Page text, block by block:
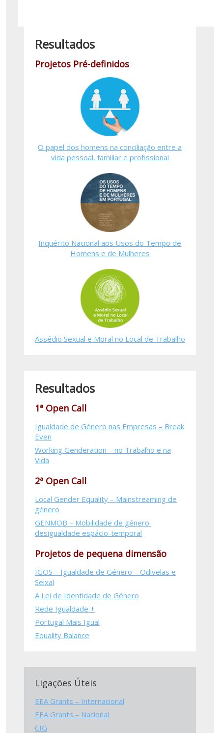
Resultados
Projetos Pré-definidos
O papel dos homens na conciliação entre a
vida pessoal, familiar e profissional
Inquérito Nacional aos Usos do Tempo de
Homens e de Mulheres
Assédio Sexual e Moral no Local de Trabalho
Resultados
1ª Open Call
Igualdade de Género nas Empresas – Break
Even
Working Genderation – no Trabalho e na
Vida
2ª Open Call
Local Gender Equality – Mainstreaming de
género
GENMOB – Mobilidade de género:
desigualdade espácio-temporal
Projetos de pequena dimensão
IGOS – Igualdade de Género – Odivelas e
Seixal
A Lei de Identidade de Género
Rede Igualdade +
Portugal Mais Igual
Equality Balance
Ligações Úteis
EEA Grants – Internacional
EEA Grants – Nacional
CIG